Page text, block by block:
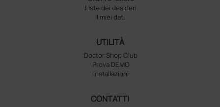
Liste dei desideri
I miei dati
UTILITÀ
Doctor Shop Club
Prova DEMO
Installazioni
CONTATTI